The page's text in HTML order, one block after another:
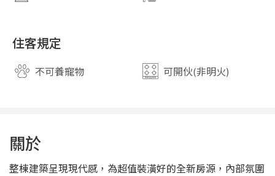
住客規定
不可養寵物 可開伙(非明火)
關於
整棟建築呈現現代感，為超值裝潢好的全新房源，內部氛圍